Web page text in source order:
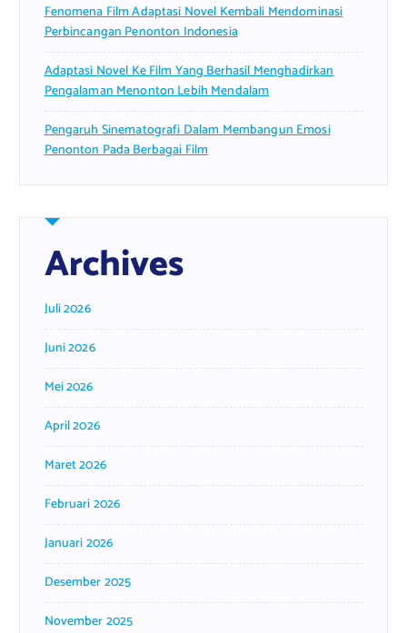
Fenomena Film Adaptasi Novel Kembali Mendominasi
Perbincangan Penonton Indonesia
Adaptasi Novel Ke Film Yang Berhasil Menghadirkan
Pengalaman Menonton Lebih Mendalam
Pengaruh Sinematografi Dalam Membangun Emosi
Penonton Pada Berbagai Film
Archives
Juli 2026
Juni 2026
Mei 2026
April 2026
Maret 2026
Februari 2026
Januari 2026
Desember 2025
November 2025